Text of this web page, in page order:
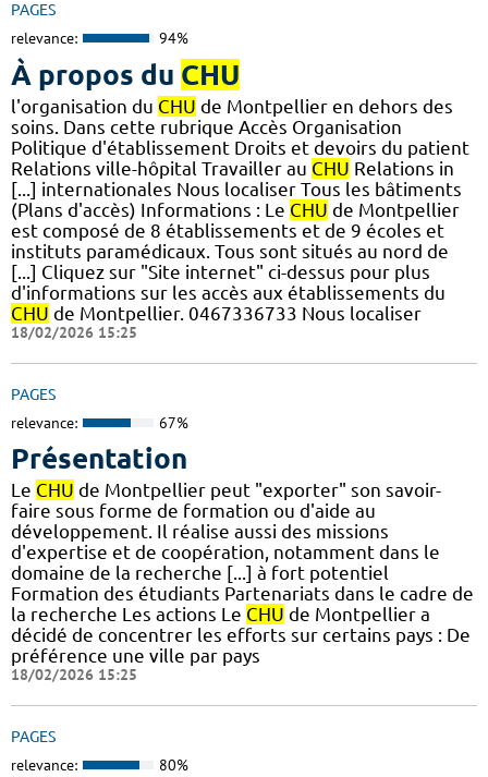
PAGES
relevance: 94%
À propos du CHU
l'organisation du CHU de Montpellier en dehors des
soins. Dans cette rubrique Accès Organisation
Politique d'établissement Droits et devoirs du patient
Relations ville-hôpital Travailler au CHU Relations in
[...] internationales Nous localiser Tous les bâtiments
(Plans d'accès) Informations : Le CHU de Montpellier
est composé de 8 établissements et de 9 écoles et
instituts paramédicaux. Tous sont situés au nord de
[...] Cliquez sur "Site internet" ci-dessus pour plus
d'informations sur les accès aux établissements du
CHU de Montpellier. 0467336733 Nous localiser
18/02/2026 15:25
PAGES
relevance: 67%
Présentation
Le CHU de Montpellier peut "exporter" son savoir-
faire sous forme de formation ou d'aide au
développement. Il réalise aussi des missions
d'expertise et de coopération, notamment dans le
domaine de la recherche [...] à fort potentiel
Formation des étudiants Partenariats dans le cadre de
la recherche Les actions Le CHU de Montpellier a
décidé de concentrer les efforts sur certains pays : De
préférence une ville par pays
18/02/2026 15:25
PAGES
relevance: 80%